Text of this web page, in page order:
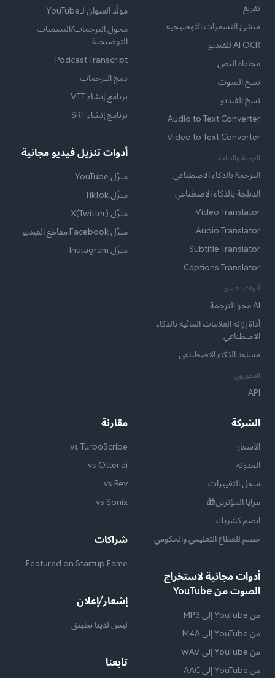
تفريغ
منشئ التسميات التوضيحية
AI OCR للفيديو
محاذاة النص
نسخ الصوت
نسخ الفيديو
Audio to Text Converter
Video to Text Converter
الترجمة والدبلجة
الترجمة بالذكاء الاصطناعي
الدبلجة بالذكاء الاصطناعي
Video Translator
Audio Translator
Subtitle Translator
Captions Translator
أدوات الفيديو
AI محو الترجمة
أداة إزالة العلامات المائية بالذكاء
الاصطناعي
مساعد الذكاء الاصطناعي
المطورون
API
مولّد العنوان لـYouTube
محول الترجمات/التسميات
التوضيحية
Podcast Transcript
دمج الترجمات
برنامج إنشاء VTT
برنامج إنشاء SRT
أدوات تنزيل فيديو مجانية
منزّل YouTube
منزّل TikTok
منزّل X(Twitter)
منزّل Facebook مقاطع الفيديو
منزّل Instagram
الشركة
الأسعار
المدونة
سجل التغييرات
مزايا المؤثرين🎁
انضم كشريك
خصم للقطاع التعليمي والحكومي
أدوات مجانية لاستخراج
الصوت من YouTube
من YouTube إلى MP3
من YouTube إلى M4A
من YouTube إلى WAV
من YouTube إلى AAC
مقارنة
vs TurboScribe
vs Otter.ai
vs Rev
vs Sonix
شراكات
Featured on Startup Fame
إشعار/إعلان
ليس لدينا تطبيق
تابعنا